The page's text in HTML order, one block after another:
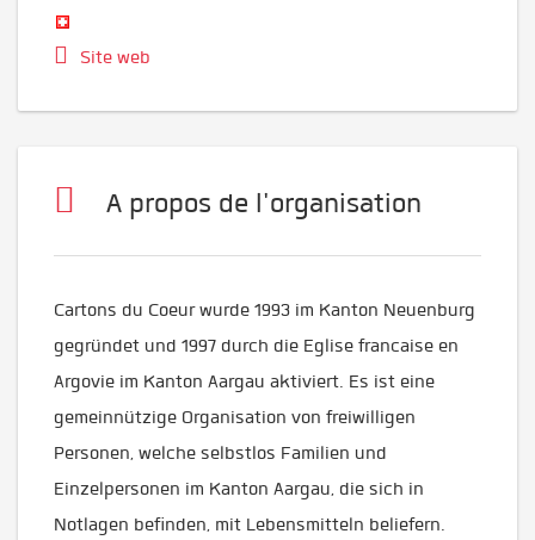
Site web
A propos de l'organisation
Cartons du Coeur wurde 1993 im Kanton Neuenburg
gegründet und 1997 durch die Eglise francaise en
Argovie im Kanton Aargau aktiviert. Es ist eine
gemeinnützige Organisation von freiwilligen
Personen, welche selbstlos Familien und
Einzelpersonen im Kanton Aargau, die sich in
Notlagen befinden, mit Lebensmitteln beliefern.